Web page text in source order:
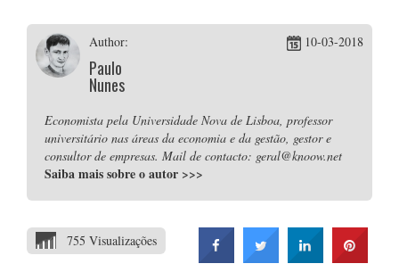
Author:
Paulo
Nunes
10-03-2018
Economista pela Universidade Nova de Lisboa, professor
universitário nas áreas da economia e da gestão, gestor e
consultor de empresas. Mail de contacto: geral@knoow.net
Saiba mais sobre o autor >>>
755 Visualizações